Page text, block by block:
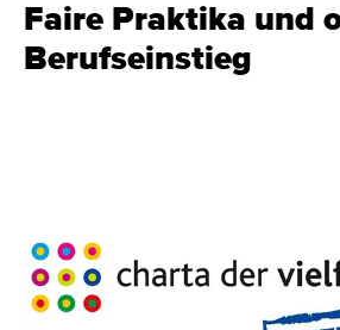
Faire Praktika und
Berufseinstieg